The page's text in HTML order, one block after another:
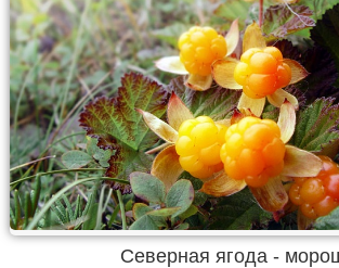
Северная ягода -